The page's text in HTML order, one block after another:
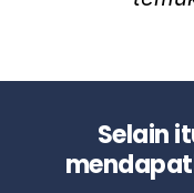
Selain